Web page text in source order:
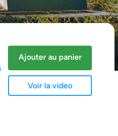
Ajouter au panier
Voir la video